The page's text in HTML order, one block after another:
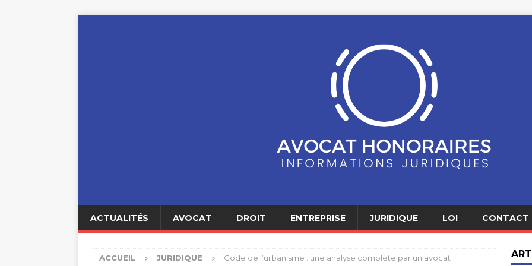
ACTUALITÉS AVOCAT DROIT ENTREPRISE JURIDIQUE LOI CONTACT
ACCUEIL JURIDIQUE Code de l’urbanisme : une analyse complète par un avocat